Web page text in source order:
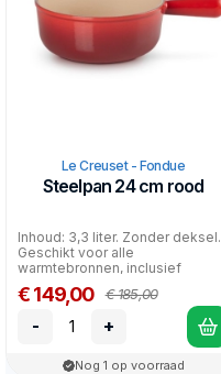
Le Creuset - Fondue
Steelpan 24 cm rood
Inhoud: 3,3 liter. Zonder deksel.
Geschikt voor alle
warmtebronnen, inclusief
€ 149,00 € 185,00
- +
Nog 1 op voorraad